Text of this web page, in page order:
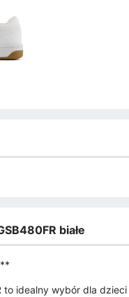
białe
idealny wybór dla